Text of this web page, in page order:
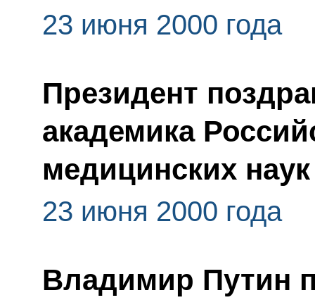
23 июня 2000 года
Президент
академика
медицинских
23 июня 2000 года
Владимир Путин